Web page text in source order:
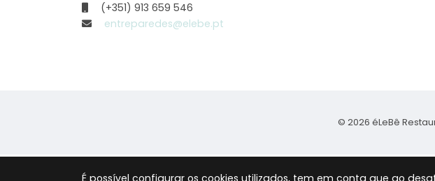
(+351) 913 659 546
entreparedes@elebe.pt
© 2026 éLeBê
É possível configurar os cookies utilizados, tem em conta que ao